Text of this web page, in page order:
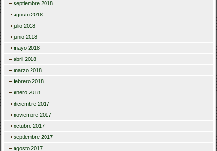
septiembre 2018
agosto 2018
julio 2018
junio 2018
mayo 2018
abril 2018
marzo 2018
febrero 2018
enero 2018
diciembre 2017
noviembre 2017
octubre 2017
septiembre 2017
agosto 2017